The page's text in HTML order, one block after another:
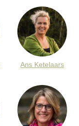
Ans Ketelaars